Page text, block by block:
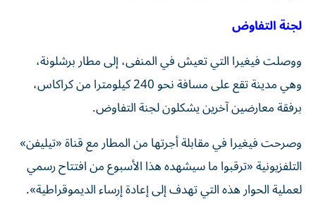
لجنة التفاوض
ووصلت فيغيرا التي تعيش في المنفى، إلى مطار برشلونة،
وهي مدينة تقع على مسافة نحو 240 كيلومترا من كراكاس،
برفقة معارضين آخرين يشكلون لجنة التفاوض.
وصرحت فيغيرا في مقابلة أجرتها من المطار مع قناة «تيليفن»
التلفزيونية «ترقبوا ما سيشهده هذا الأسبوع من افتتاح رسمي
لعملية الحوار هذه التي تهدف إلى إعادة إرساء الديموقراطية».